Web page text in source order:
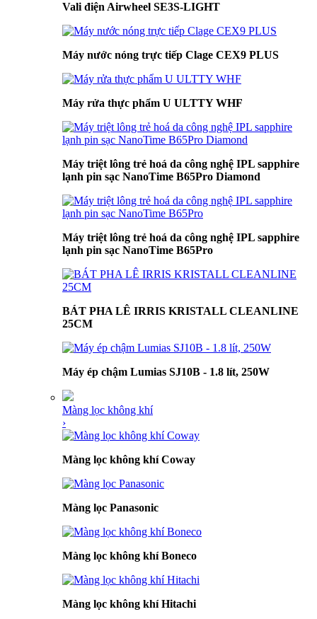
Vali điện Airwheel SE3S-LIGHT
Máy nước nóng trực tiếp Clage CEX9 PLUS
Máy rửa thực phẩm U ULTTY WHF
Máy triệt lông trẻ hoá da công nghệ IPL sapphire
lạnh pin sạc NanoTime B65Pro Diamond
Máy triệt lông trẻ hoá da công nghệ IPL sapphire
lạnh pin sạc NanoTime B65Pro
BÁT PHA LÊ IRRIS KRISTALL CLEANLINE
25CM
Máy ép chậm Lumias SJ10B - 1.8 lít, 250W
Màng lọc không khí
›
Màng lọc không khí Coway
Màng lọc Panasonic
Màng lọc không khí Boneco
Màng lọc không khí Hitachi